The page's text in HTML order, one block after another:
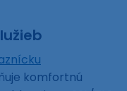
komfortnú